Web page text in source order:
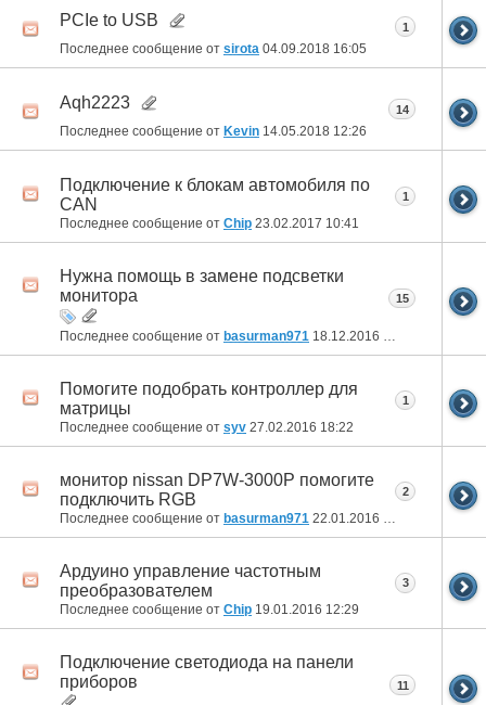
PCIe to USB
Последнее сообщение от sirota 04.09.2018 16:05
1
Aqh2223
Последнее сообщение от Kevin 14.05.2018 12:26
14
Подключение к блокам автомобиля по
CAN
Последнее сообщение от Chip 23.02.2017 10:41
1
Нужна помощь в замене подсветки
монитора
Последнее сообщение от basurman971 18.12.2016
15
Помогите подобрать контроллер для
матрицы
Последнее сообщение от syv 27.02.2016 18:22
1
монитор nissan DP7W-3000P помогите
подключить RGB
Последнее сообщение от basurman971 22.01.2016 01:08
2
Ардуино управление частотным
преобразователем
Последнее сообщение от Chip 19.01.2016 12:29
3
Подключение светодиода на панели
приборов
11